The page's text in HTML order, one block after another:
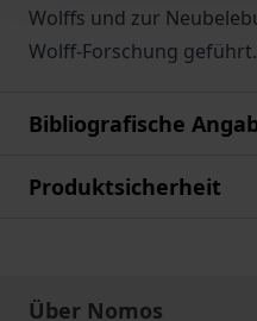
Wolffs und zur
Wolff-Forschung geführt.
Bibliografische
Produktsicherheit
Über Nomos